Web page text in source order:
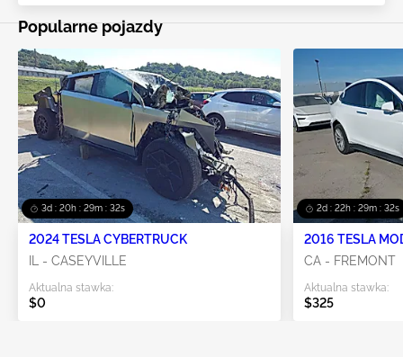
Popularne pojazdy
3d : 20h : 29m : 31s
2024 TESLA CYBERTRUCK
IL - CASEYVILLE
Aktualna stawka:
$0
2d : 22h : 29m : 31s
2016 TESLA
CA - FREMONT
Aktualna stawka:
$325